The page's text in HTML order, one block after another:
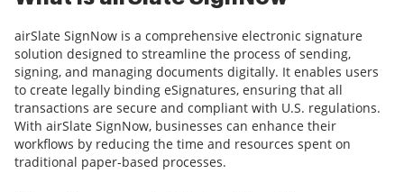
airSlate SignNow is a comprehensive electronic signature
solution designed to streamline the process of sending,
signing, and managing documents digitally. It enables users
to create legally binding eSignatures, ensuring that all
transactions are secure and compliant with U.S. regulations.
With airSlate SignNow, businesses can enhance their
workflows by reducing the time and resources spent on
traditional paper-based processes.